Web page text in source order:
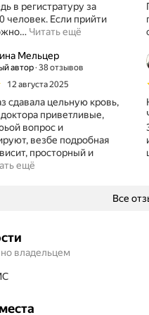
в регистратуру за
человек. Если прийти
можно… Читать ещё
Мельцер
автор 38 отзывов
12 августа 2025
сдавала цельную кровь,
приветливые,
вопрос и
везбе подробная
просторный и
ещё
Все
владельцем